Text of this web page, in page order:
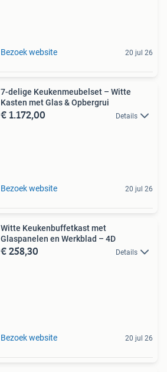
Bezoek website 20 jul 26
7-delige Keukenmeubelset – Witte
Kasten met Glas & Opbergrui
€ 1.172,00 Details
Bezoek website 20 jul 26
Witte Keukenbuffetkast met
Glaspanelen en Werkblad – 4D
€ 258,30 Details
Bezoek website 20 jul 26